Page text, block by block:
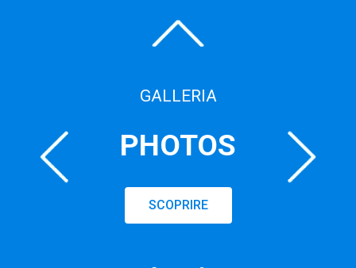
GALLERIA
PHOTOS
SCOPRIRE